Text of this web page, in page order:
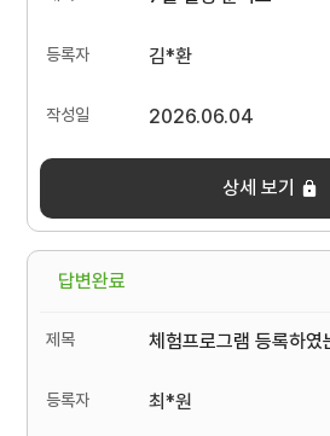
김*환
2026.06.04
상세 보기
답변완료
체험프로그램 등록하였
최*원